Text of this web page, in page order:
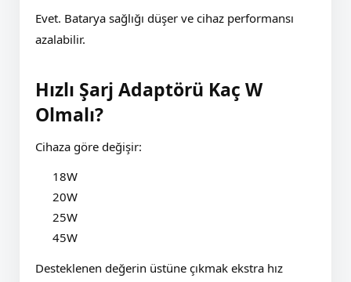
Evet. Batarya sağlığı düşer ve cihaz performansı
azalabilir.
Hızlı Şarj Adaptörü Kaç W
Olmalı?
Cihaza göre değişir:
18W
20W
25W
45W
Desteklenen değerin üstüne çıkmak ekstra hız